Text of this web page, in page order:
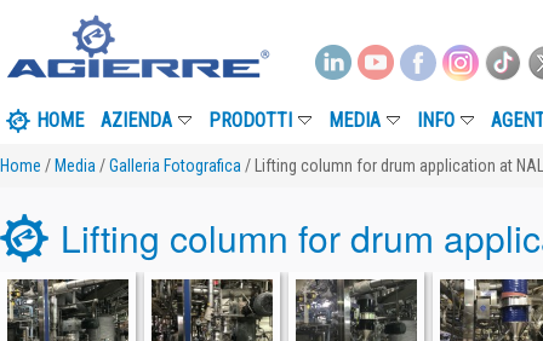
HOME AZIENDA PRODOTTI MEDIA INFO
Home / Media /Galleria Fotografica / Lifting column for drum application at
Lifting column for drum